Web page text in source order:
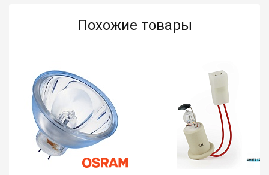
Похожие товары